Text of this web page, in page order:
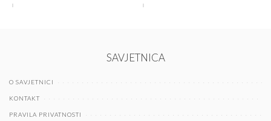
SAVJETNICA
O SAVJETNICI
KONTAKT
PRAVILA PRIVATNOSTI